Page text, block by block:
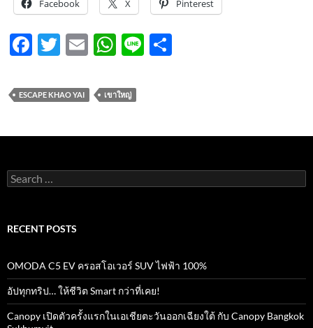
Facebook X Pinterest
F
e
b
o
k
T
itt
er
E
ail
W
at
s
A
p
Li
ESCAPE KHAO YAI เขาใหญ่
Search
for:
RECENT POSTS
OMODA C5 EV ครอสโอเวอร์ SUV ไฟฟ้า 100%
อัปทุกทริป… ให้ชีวิต Smart กว่าที่เคย!
Canopy เปิดตัวครั้งแรกในเอเชียตะวันออกเฉียงใต้ กับ Canopy Bangkok